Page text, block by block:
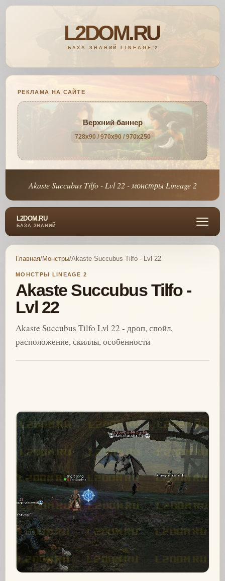
РЕКЛАМА НА САЙТЕ
Верхний баннер
728x90 / 970x90 / 970x250
Akaste Succubus Tilfo - Lvl 22 - монстры Lineage 2
L2DOM.RU
БАЗА ЗНАНИЙ
Главная/Монстры/Akaste Succubus Tilfo - Lvl 22
МОНСТРЫ LINEAGE 2
Akaste Succubus Tilfo -
Lvl 22
Akaste Succubus Tilfo Lvl 22 - дроп, спойл,
расположение, скиллы, особенности